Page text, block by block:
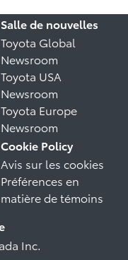
Salle de nouvelles
Toyota Global
Newsroom
Toyota USA
Newsroom
Toyota Europe
Newsroom
Cookie Policy
Avis sur les cookies
Préférences en
matière de témoins
Inc.